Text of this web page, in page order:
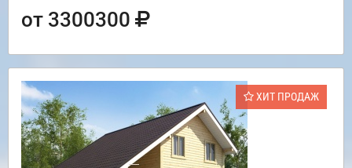
от 3300300
ХИТ ПРОДАЖ